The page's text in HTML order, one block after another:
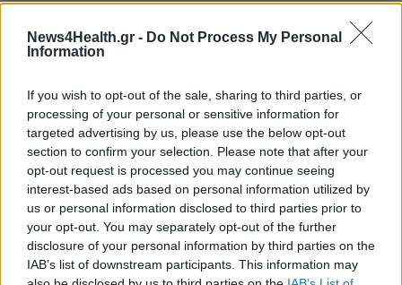
News4Health.gr - Do Not Process My Personal
Information
If you wish to opt-out of the sale, sharing to third parties, or
processing of your personal or sensitive information for
targeted advertising by us, please use the below opt-out
section to confirm your selection. Please note that after your
opt-out request is processed you may continue seeing
interest-based ads based on personal information utilized by
us or personal information disclosed to third parties prior to
your opt-out. You may separately opt-out of the further
disclosure of your personal information by third parties on the
IAB’s list of downstream participants. This information may
ΠΕΡΙΣΣΟΤΕΡΑ ΣΤΗΝ ΙΔΙΑ ΚΑΤΗΓΟΡΙΑ
Εθνικό Πλαίσιο Προτύπων
Ποιότητας Υπηρεσιών Υγείας
22 Μαϊος 2026
Ανάρτηση Γεωργιάδη για τη μεγάλη
μάχη και την τελική νίκη μικρής
ασθενούς με σπάνια αιματολογική
νόσο
22 Μαϊος 2026